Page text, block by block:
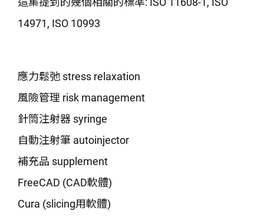
14971, ISO 10993
應力鬆弛 stress relaxation
風險管理 risk management
針筒注射器 syringe
自動注射筆 autoinjector
補充品 supplement
FreeCAD (CAD軟體)
Cura (slicing用軟體)